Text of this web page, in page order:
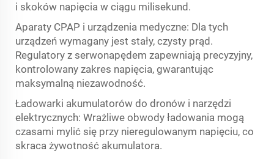
i skoków napięcia w ciągu milisekund.
Aparaty CPAP i urządzenia medyczne: Dla tych
urządzeń wymagany jest stały, czysty prąd.
Regulatory z serwonapędem zapewniają precyzyjny,
kontrolowany zakres napięcia, gwarantując
maksymalną niezawodność.
Ładowarki akumulatorów do dronów i narzędzi
elektrycznych: Wrażliwe obwody ładowania mogą
czasami mylić się przy nieregulowanym napięciu, co
skraca żywotność akumulatora.